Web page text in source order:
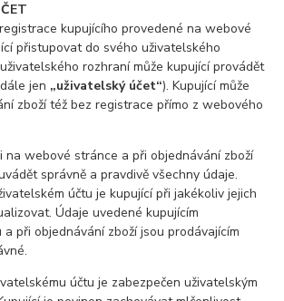
kupujícího provedené na webové
přistupovat do svého uživatelského
rozhraní může kupující provádět
jen „uživatelský účet“). Kupující může
zboží též bez registrace přímo z webového
webové stránce a při objednávání zboží
správně a pravdivě všechny údaje.
účtu je kupující při jakékoliv jejich
Údaje uvedené kupujícím
při objednávání zboží jsou prodávajícím
účtu je zabezpečen uživatelským